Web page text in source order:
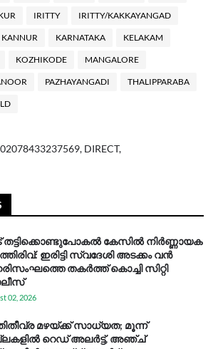
IRITTY IRITTY/KAKKAYANGAD
KANNUR KARNATAKA KELAKAM
KOZHIKODE MANGALORE
PAZHAYANGADI THALIPPARABA
DIRECT,
തട്ടിക്കൊണ്ടുപോകൽ കേസിൽ നിർണ്ണായക
ഇരിട്ടി സ്വദേശി അടക്കം വൻ
തകർത്ത് കൊച്ചി സിറ്റി
02, 2026
മഴയ്ക്ക് സാധ്യത; മൂന്ന്
റെഡ് അലർട്ട്, അഞ്ച്